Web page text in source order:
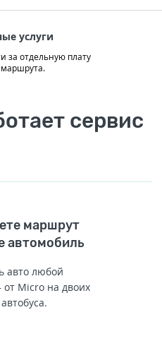
услуги
за отдельную плату
маршрута.
сервис
маршрут
автомобиль
авто любой
Micro на двоих